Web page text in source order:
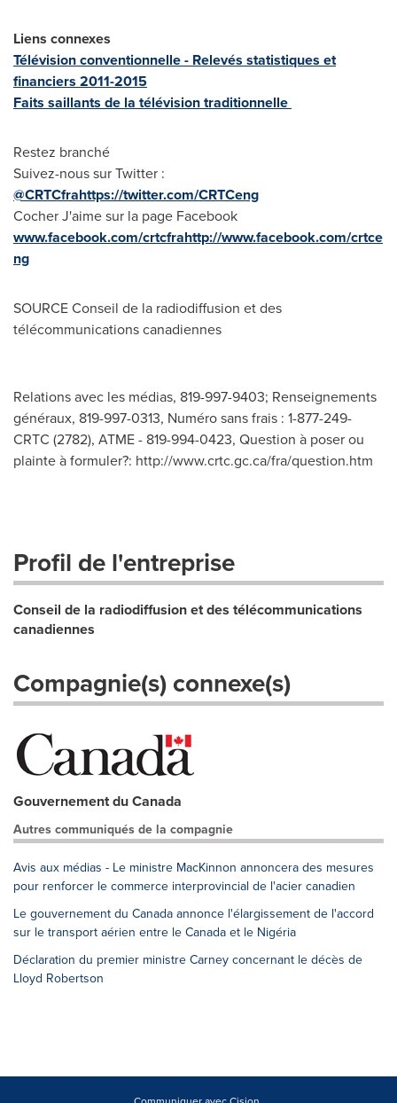
Liens connexes
Télévision conventionnelle - Relevés statistiques et
financiers 2011-2015
Faits saillants de la télévision traditionnelle
Restez branché
Suivez-nous sur Twitter :
@CRTCfrahttps://twitter.com/CRTCeng
Cocher J'aime sur la page Facebook
www.facebook.com/crtcfrahttp://www.facebook.com/crtce
ng
SOURCEConseil de la radiodiffusion et des
télécommunications canadiennes
Relations avec les médias, 819-997-9403; Renseignements
généraux, 819-997-0313, Numéro sans frais : 1-877-249-
CRTC (2782), ATME - 819-994-0423, Question à poser ou
plainte à formuler?: http://www.crtc.gc.ca/fra/question.htm
Profil de l'entreprise
Conseil de la radiodiffusion et des télécommunications
canadiennes
Compagnie(s) connexe(s)
Gouvernement du Canada
Autres communiqués de la compagnie
Avis aux médias - Le ministre MacKinnon annoncera des mesures
pour renforcer le commerce interprovincial de l'acier canadien
Le gouvernement du Canada annonce l'élargissement de l'accord
sur le transport aérien entre le Canada et le Nigéria
Déclaration du premier ministre Carney concernant le décès de
Lloyd Robertson